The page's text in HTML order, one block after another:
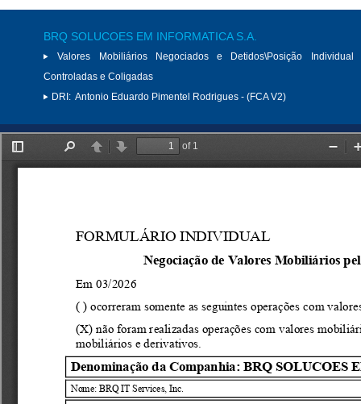
BRQ SOLUCOES EM INFORMATICA S.A.
Valores Mobiliários Negociados e Detidos\Posição
Controladas e Coligadas
DRI: Antonio Eduardo Pimentel Rodrigues - (FCA V2)